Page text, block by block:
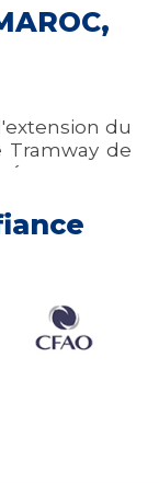
du
Tramway de
pour une